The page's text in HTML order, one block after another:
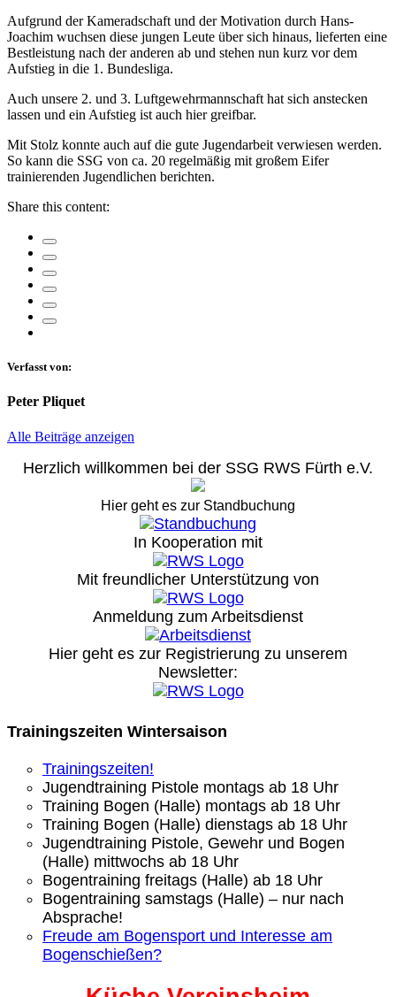
Aufgrund der Kameradschaft und der Motivation durch Hans-
Joachim wuchsen diese jungen Leute über sich hinaus, lieferten eine
Bestleistung nach der anderen ab und stehen nun kurz vor dem
Aufstieg in die 1. Bundesliga.
Auch unsere 2. und 3. Luftgewehrmannschaft hat sich anstecken
lassen und ein Aufstieg ist auch hier greifbar.
Mit Stolz konnte auch auf die gute Jugendarbeit verwiesen werden.
So kann die SSG von ca. 20 regelmäßig mit großem Eifer
trainierenden Jugendlichen berichten.
Share this content:
Verfasst von:
Peter Pliquet
Alle Beiträge anzeigen
Herzlich willkommen bei der SSG RWS Fürth e.V.
Hier geht es zur Standbuchung
In Kooperation mit
Mit freundlicher Unterstützung von
Anmeldung zum Arbeitsdienst
Hier geht es zur Registrierung zu unserem
Newsletter:
Trainingszeiten Wintersaison
Trainingszeiten!
Jugendtraining Pistole montags ab 18 Uhr
Training Bogen (Halle) montags ab 18 Uhr
Training Bogen (Halle) dienstags ab 18 Uhr
Jugendtraining Pistole, Gewehr und Bogen
(Halle) mittwochs ab 18 Uhr
Bogentraining freitags (Halle) ab 18 Uhr
Bogentraining samstags (Halle) – nur nach
Absprache!
Freude am Bogensport und Interesse am
Bogenschießen?